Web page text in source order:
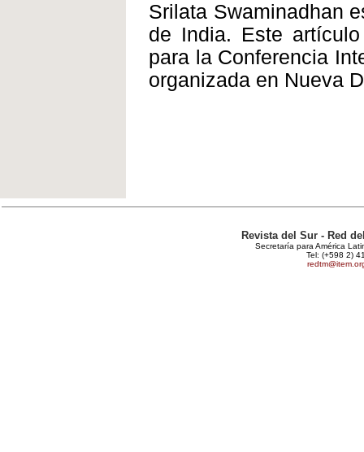
Srilata Swaminadhan
de India. Este
para la Conferencia
organizada en Nueva
Revista del Sur - Red
Secretaría para América
Tel: (+598 2)